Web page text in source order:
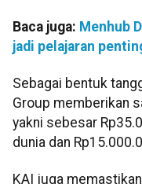
Baca juga: Menhub
jadi pelajaran
Sebagai bentuk
Group memberikan
yakni sebesar
dunia dan
KAI juga